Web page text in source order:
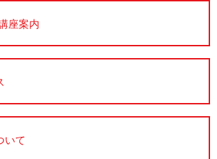
座案内
いて